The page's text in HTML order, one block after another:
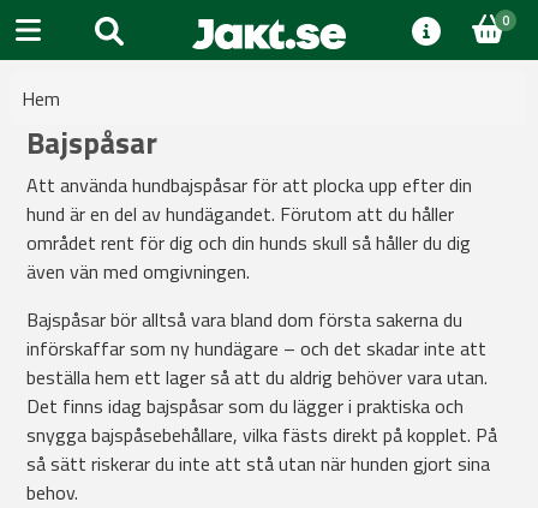
0
Hem
Bajspåsar
Att använda hundbajspåsar för att plocka upp efter din
hund är en del av hundägandet. Förutom att du håller
området rent för dig och din hunds skull så håller du dig
även vän med omgivningen.
Bajspåsar bör alltså vara bland dom första sakerna du
införskaffar som ny hundägare – och det skadar inte att
beställa hem ett lager så att du aldrig behöver vara utan.
Det finns idag bajspåsar som du lägger i praktiska och
snygga bajspåsebehållare, vilka fästs direkt på kopplet. På
så sätt riskerar du inte att stå utan när hunden gjort sina
behov.